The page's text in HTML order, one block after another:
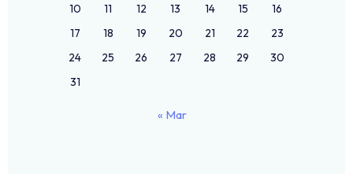
10
11 12 13 14 15
16
17
18 19 20 21 22
23
24
25 26 27 28 29
30
31
« Mar